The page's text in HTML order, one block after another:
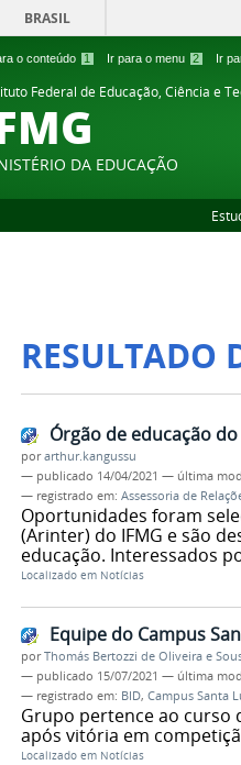
o conteúdo 1 Ir para o menu 2 Ir
BRASIL
Federal de Educação, Ciência e
DA EDUCAÇÃO
RESULTADO
Órgão de educação
porarthur.kangussu
— publicado 14/04/2021 — última
— registrado em: Assessoria de
Oportunidades foram
(Arinter) do IFMG e são
educação. Interessados
Localizado em Notícias
Equipe do Campus
porThomás Bertozzi de Oliveira e
— publicado 15/07/2021 — última
— registrado em: BID, Campus Santa
Grupo pertence ao curso
após vitória em
Localizado em Notícias